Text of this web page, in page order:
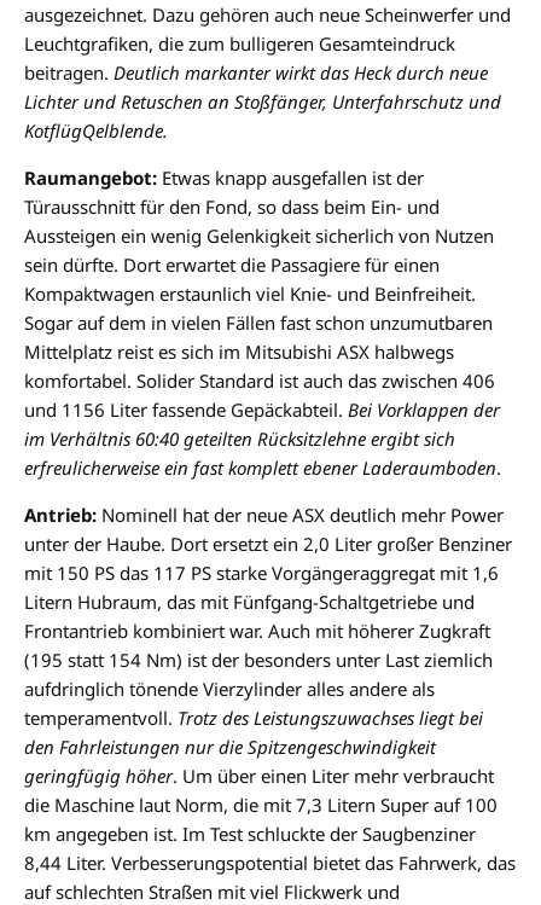
ausgezeichnet. Dazu gehören auch neue Scheinwerfer und
Leuchtgrafiken, die zum bulligeren Gesamteindruck
beitragen. Deutlich markanter wirkt das Heck durch neue
Lichter und Retuschen an Stoßfänger, Unterfahrschutz und
KotflügQelblende.
Raumangebot: Etwas knapp ausgefallen ist der
Türausschnitt für den Fond, so dass beim Ein- und
Aussteigen ein wenig Gelenkigkeit sicherlich von Nutzen
sein dürfte. Dort erwartet die Passagiere für einen
Kompaktwagen erstaunlich viel Knie- und Beinfreiheit.
Sogar auf dem in vielen Fällen fast schon unzumutbaren
Mittelplatz reist es sich im Mitsubishi ASX halbwegs
komfortabel. Solider Standard ist auch das zwischen 406
und 1156 Liter fassende Gepäckabteil. Bei Vorklappen der
im Verhältnis 60:40 geteilten Rücksitzlehne ergibt sich
erfreulicherweise ein fast komplett ebener Laderaumboden.
Antrieb: Nominell hat der neue ASX deutlich mehr Power
unter der Haube. Dort ersetzt ein 2,0 Liter großer Benziner
mit 150 PS das 117 PS starke Vorgängeraggregat mit 1,6
Litern Hubraum, das mit Fünfgang-Schaltgetriebe und
Frontantrieb kombiniert war. Auch mit höherer Zugkraft
(195 statt 154 Nm) ist der besonders unter Last ziemlich
aufdringlich tönende Vierzylinder alles andere als
temperamentvoll. Trotz des Leistungszuwachses liegt bei
den Fahrleistungen nur die Spitzengeschwindigkeit
geringfügig höher. Um über einen Liter mehr verbraucht
die Maschine laut Norm, die mit 7,3 Litern Super auf 100
km angegeben ist. Im Test schluckte der Saugbenziner
8,44 Liter. Verbesserungspotential bietet das Fahrwerk, das
auf schlechten Straßen mit viel Flickwerk und